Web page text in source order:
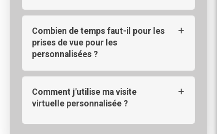
Combien de temps faut-il pour les
prises de vue pour les
personnalisées ?
Comment j'utilise ma visite
virtuelle personnalisée ?